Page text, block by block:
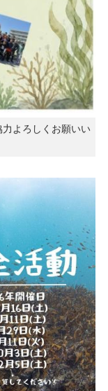
よろしくお願いい